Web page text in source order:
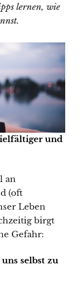
lernen, wie
und
an
(oft
Leben
birgt
Gefahr:
selbst zu